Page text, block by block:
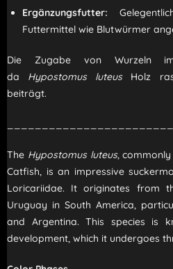
Ergänzungsfutter:
Futtermittel wie Blutwürmer
Die Zugabe von Wurzeln
da Hypostomus luteusHolz
beiträgt.
The Hypostomus luteus,
Catfish, is an impressive
Loricariidae. It originates from
Uruguay in South America,
and Argentina. This species is
development, which it undergoes